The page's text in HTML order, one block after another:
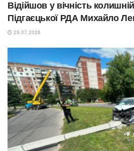
Відійшов у вічність
Підгаєцької РДА Михайло
29.07.2026